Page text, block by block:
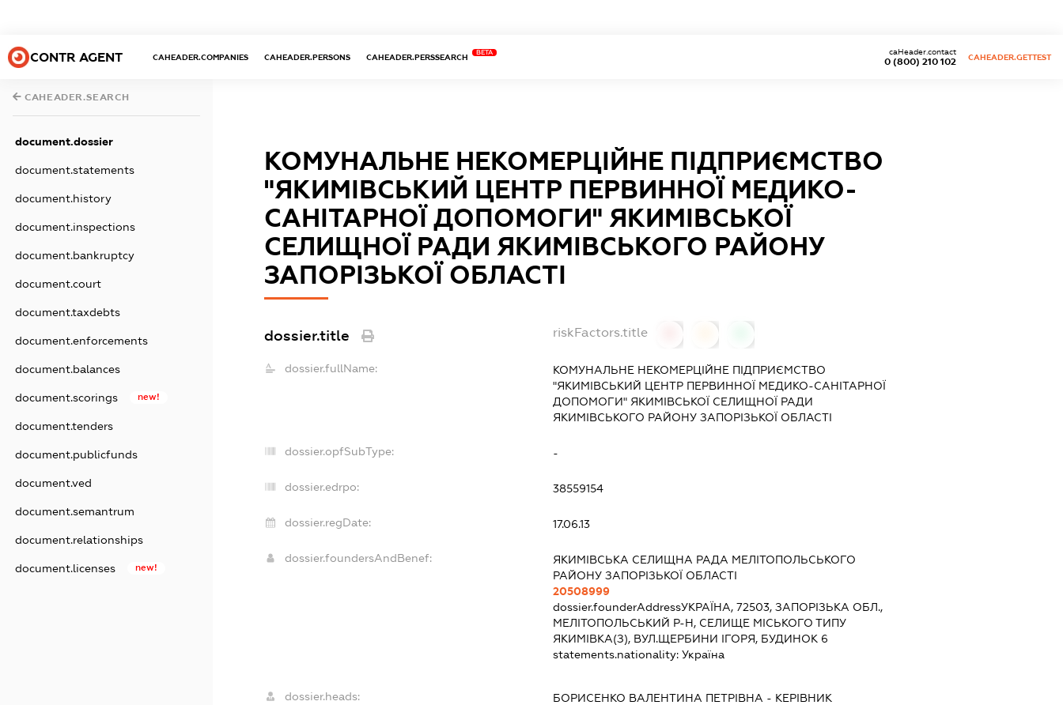
CONTR AGENT CAHEADER.COMPANIES CAHEADER.PERSONS CAHEADER.PERSSEARCH
BETA
0 (800) 210 102
caHeader.contact
CAHEADER.GETTEST
CAHEADER.SEARCH
document.dossier
document.statements
document.history
document.inspections
document.bankruptcy
document.court
document.taxdebts
document.enforcements
document.balances
document.scorings new!
document.tenders
document.publicfunds
document.ved
document.semantrum
document.relationships
document.licenses new!
КОМУНАЛЬНЕ НЕКОМЕРЦІЙНЕ ПІДПРИЄМСТВО
"ЯКИМІВСЬКИЙ ЦЕНТР ПЕРВИННОЇ МЕДИКО-
САНІТАРНОЇ ДОПОМОГИ" ЯКИМІВСЬКОЇ
СЕЛИЩНОЇ РАДИ ЯКИМІВСЬКОГО РАЙОНУ
ЗАПОРІЗЬКОЇ ОБЛАСТІ
dossier.title riskFactors.title
dossier.fullName:
КОМУНАЛЬНЕ НЕКОМЕРЦІЙНЕ ПІДПРИЄМСТВО
"ЯКИМІВСЬКИЙ ЦЕНТР ПЕРВИННОЇ МЕДИКО-САНІТАРНОЇ
ДОПОМОГИ" ЯКИМІВСЬКОЇ СЕЛИЩНОЇ РАДИ
ЯКИМІВСЬКОГО РАЙОНУ ЗАПОРІЗЬКОЇ ОБЛАСТІ
dossier.opfSubType: -
dossier.edrpo: 38559154
dossier.regDate: 17.06.13
dossier.foundersAndBenef:
ЯКИМІВСЬКА СЕЛИЩНА РАДА МЕЛІТОПОЛЬСЬКОГО
РАЙОНУ ЗАПОРІЗЬКОЇ ОБЛАСТІ
20508999
dossier.founderAddressУКРАЇНА, 72503, ЗАПОРІЗЬКА ОБЛ.,
МЕЛІТОПОЛЬСЬКИЙ Р-Н, СЕЛИЩЕ МІСЬКОГО ТИПУ
ЯКИМІВКА(З), ВУЛ.ЩЕРБИНИ ІГОРЯ, БУДИНОК 6
statements.nationality: Україна
dossier.heads: БОРИСЕНКО ВАЛЕНТИНА ПЕТРІВНА - КЕРІВНИК